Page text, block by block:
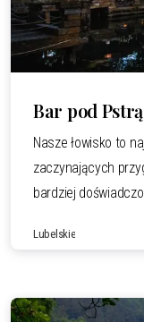
Bar pod
Nasze łowisko to
zaczynających
bardziej
najdogodniejsze
wędkująca
Lubelskie